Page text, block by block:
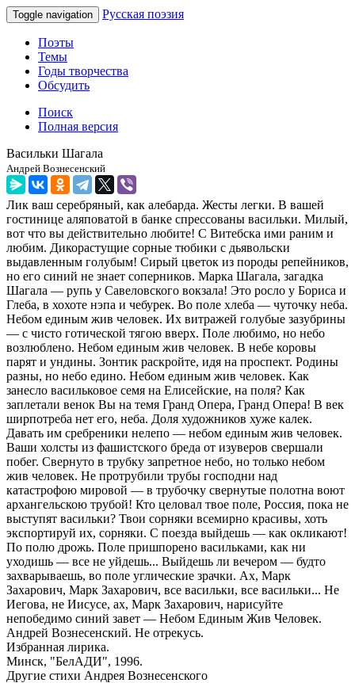
Toggle navigation Русская поэзия
Поэты
Темы
Годы творчества
Обсудить
Поиск
Полная версия
Васильки Шагала
Андрей Вознесенский
Лик ваш серебряный, как алебарда. Жесты легки. В вашей
гостинице аляповатой в банке спрессованы васильки. Милый,
вот что вы действительно любите! С Витебска ими раним и
любим. Дикорастущие сорные тюбики с дьявольски
выдавленным голубым! Сирый цветок из породы репейников,
но его синий не знает соперников. Марка Шагала, загадка
Шагала — рупь у Савеловского вокзала! Это росло у Бориса и
Глеба, в хохоте нэпа и чебурек. Во поле хлеба — чуточку неба.
Небом единым жив человек. Их витражей голубые зазубрины
— с чисто готической тягою вверх. Поле любимо, но небо
возлюблено. Небом единым жив человек. В небе коровы
парят и ундины. Зонтик раскройте, идя на проспект. Родины
разны, но небо едино. Небом единым жив человек. Как
занесло васильковое семя на Елисейские, на поля? Как
заплетали венок Вы на темя Гранд Опера, Гранд Опера! В век
ширпотреба нет его, неба. Доля художников хуже калек.
Давать им сребреники нелепо — небом единым жив человек.
Ваши холсты из фашистского бреда от изуверов свершали
побег. Свернуто в трубку запретное небо, но только небом
жив человек. Не протрубили трубы господни над
катастрофою мировой — в трубочку свернутые полотна воют
архангельскою трубой! Кто целовал твое поле, Россия, пока не
выступят васильки? Твои сорняки всемирно красивы, хоть
экспортируй их, сорняки. С поезда выйдешь — как окликают!
По полю дрожь. Поле пришпорено васильками, как ни
уходишь — все не уйдешь... Выйдешь ли вечером — будто
захварываешь, во поле углические зрачки. Ах, Марк
Захарович, Марк Захарович, все васильки, все васильки... Не
Иегова, не Иисусе, ах, Марк Захарович, нарисуйте
непобедимо синий завет — Небом Единым Жив Человек.
Андрей Вознесенский. Не отрекусь.
Избранная лирика.
Минск, "БелАДИ", 1996.
Другие стихи Андрея Вознесенского